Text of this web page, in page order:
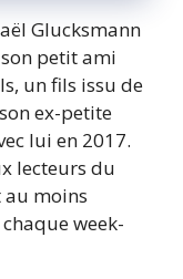
Glucksmann
petit ami
un fils issu de
ex-petite
lui en 2017.
lecteurs du
au moins
week-